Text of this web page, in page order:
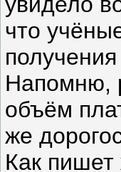
что
Напомню,
объём
же
Как пишет